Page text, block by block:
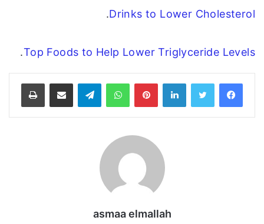
Drinks to Lower Cholesterol
.
Top Foods to Help Lower Triglyceride Levels
.
فيسبوك تويتر لينكدإن بينتيريستواتساب تيلقرام مشاركة عبر البريد طباعة
asmaa elmallah